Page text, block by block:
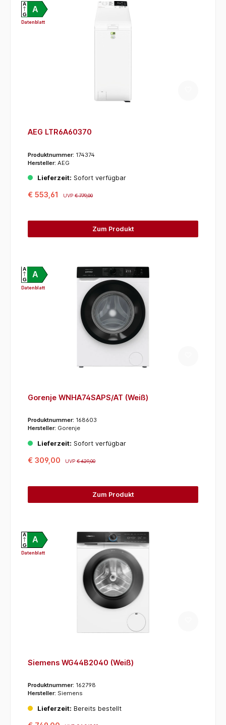
A
A
G
Datenblatt
AEG LTR6A60370
Produktnummer: 174374
Hersteller: AEG
Lieferzeit: Sofort verfügbar
€ 553,61 UVP€ 779,00
Zum Produkt
A
A
G
Datenblatt
Gorenje WNHA74SAPS/AT (Weiß)
Produktnummer: 168603
Hersteller: Gorenje
Lieferzeit: Sofort verfügbar
€ 309,00 UVP€ 629,00
Zum Produkt
A
A
G
Datenblatt
Siemens WG44B2040 (Weiß)
Produktnummer: 162798
Hersteller: Siemens
Lieferzeit: Bereits bestellt